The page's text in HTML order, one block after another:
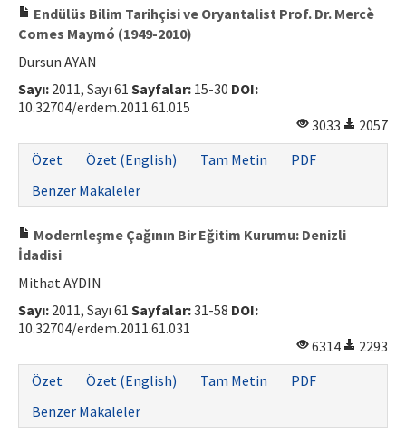
Endülüs Bilim Tarihçisi ve Oryantalist Prof. Dr. Mercè
Comes Maymó (1949-2010)
Dursun AYAN
Sayı: 2011, Sayı 61 Sayfalar: 15-30 DOI:
10.32704/erdem.2011.61.015
3033
2057
Özet
Özet (English) Tam Metin
PDF
Benzer Makaleler
Modernleşme Çağının Bir Eğitim Kurumu: Denizli
İdadisi
Mithat AYDIN
Sayı: 2011, Sayı 61 Sayfalar:31-58 DOI:
10.32704/erdem.2011.61.031
6314
2293
Özet
Özet (English) Tam Metin
PDF
Benzer Makaleler